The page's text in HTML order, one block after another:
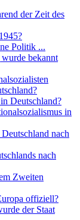
der Zeit des
Politik ...
bekannt
Deutschland?
in
nach
nach
Zweiten
offiziell?
der Staat